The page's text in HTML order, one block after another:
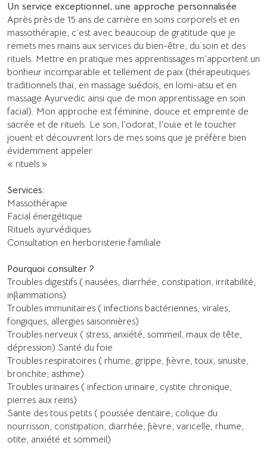
Un service exceptionnel, une approche personnalisée
Après près de 15 ans de carrière en soins corporels et en
massothérapie, c’est avec beaucoup de gratitude que je
remets mes mains aux services du bien-être, du soin et des
rituels. Mettre en pratique mes apprentissages m’apportent un
bonheur incomparable et tellement de paix (thérapeutiques
traditionnels thaï, en massage suédois, en lomi-atsu et en
massage Ayurvedic ainsi que de mon apprentissage en soin
facial). Mon approche est féminine, douce et empreinte de
sacrée et de rituels. Le son, l’odorat, l’ouïe et le toucher
jouent et découvrent lors de mes soins que je préfère bien
évidemment appeler
« rituels »
Services:
Massothérapie
Facial énergétique
Rituels ayurvédiques
Consultation en herboristerie familiale
Pourquoi consulter ?
Troubles digestifs ( nausées, diarrhée, constipation, irritabilité,
inflammations)
Troubles immunitaires ( infections bactériennes, virales,
fongiques, allergies saisonnières)
Troubles nerveux ( stress, anxiété, sommeil, maux de tête,
dépression) Santé du foie
Troubles respiratoires ( rhume, grippe, fièvre, toux, sinusite,
bronchite, asthme)
Troubles urinaires ( infection urinaire, cystite chronique,
pierres aux reins)
Sante des tous petits ( poussée dentaire, colique du
nourrisson, constipation, diarrhée, fièvre, varicelle, rhume,
otite, anxiété et sommeil)